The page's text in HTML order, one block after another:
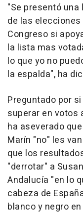
"Se presentó
de las
Congreso si
la lista mas
lo que yo no
la espalda", ha
Preguntado por
superar en votos
ha aseverado
Marín "no" les
que los
"derrotar" a
Andalucía "en lo
cabeza de
blanco y negro